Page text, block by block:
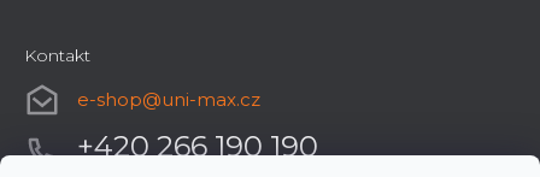
Kontakt
e-shop@uni-max.cz
+420 266 190 190